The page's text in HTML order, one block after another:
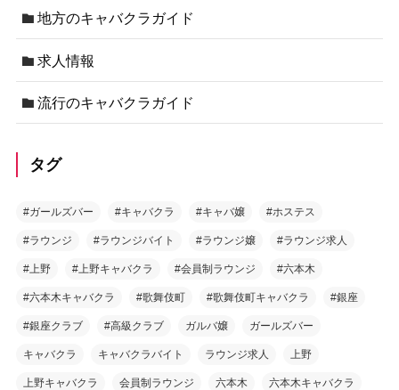
地方のキャバクラガイド
求人情報
流行のキャバクラガイド
タグ
#ガールズバー #キャバクラ #キャバ嬢 #ホステス
#ラウンジ #ラウンジバイト #ラウンジ嬢 #ラウンジ求人
#上野 #上野キャバクラ #会員制ラウンジ #六本木
#六本木キャバクラ #歌舞伎町 #歌舞伎町キャバクラ #銀座
#銀座クラブ #高級クラブ ガルバ嬢 ガールズバー
キャバクラ キャバクラバイト ラウンジ求人 上野
上野キャバクラ 会員制ラウンジ 六本木 六本木キャバクラ